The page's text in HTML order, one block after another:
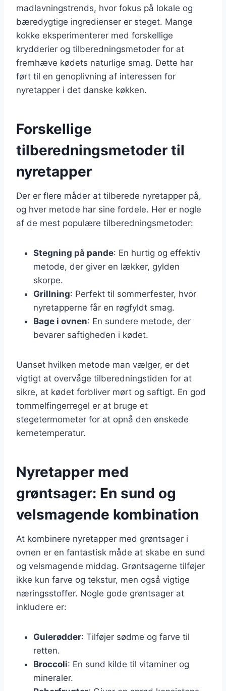
madlavningstrends, hvor fokus på lokale og
bæredygtige ingredienser er steget. Mange
kokke eksperimenterer med forskellige
krydderier og tilberedningsmetoder for at
fremhæve kødets naturlige smag. Dette har
ført til en genoplivning af interessen for
nyretapper i det danske køkken.
Forskellige
tilberedningsmetoder til
nyretapper
Der er flere måder at tilberede nyretapper på,
og hver metode har sine fordele. Her er nogle
af de mest populære tilberedningsmetoder:
Stegning på pande: En hurtig og effektiv
metode, der giver en lækker, gylden
skorpe.
Grillning: Perfekt til sommerfester, hvor
nyretapperne får en røgfyldt smag.
Bage i ovnen: En sundere metode, der
bevarer saftigheden i kødet.
Uanset hvilken metode man vælger, er det
vigtigt at overvåge tilberedningstiden for at
sikre, at kødet forbliver mørt og saftigt. En god
tommelfingerregel er at bruge et
stegetermometer for at opnå den ønskede
kernetemperatur.
Nyretapper med
grøntsager: En sund og
velsmagende kombination
At kombinere nyretapper med grøntsager i
ovnen er en fantastisk måde at skabe en sund
og velsmagende middag. Grøntsagerne tilføjer
ikke kun farve og tekstur, men også vigtige
næringsstoffer. Nogle gode grøntsager at
inkludere er:
Gulerødder: Tilføjer sødme og farve til
retten.
Broccoli: En sund kilde til vitaminer og
mineraler.